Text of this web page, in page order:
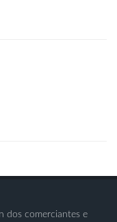
dos comerciantes e